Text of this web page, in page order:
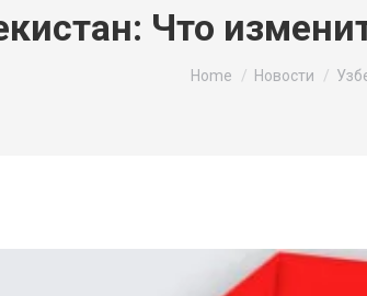
Что
You are here:
Home Новости